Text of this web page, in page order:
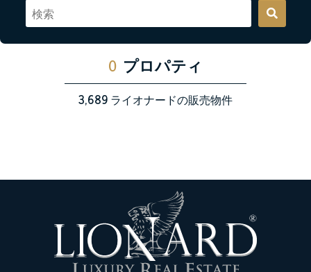
0 プロパティ
3,689ライオナードの販売物件